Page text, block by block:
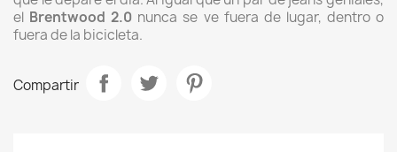
el Brentwood 2.0 nunca se ve fuera de lugar, dentro o
fuera de la bicicleta.
Compartir